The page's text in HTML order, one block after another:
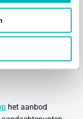
het aanbod